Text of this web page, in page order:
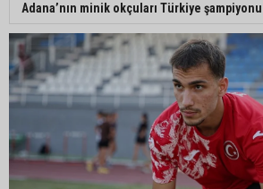
Adana’nın minik okçuları Türkiye